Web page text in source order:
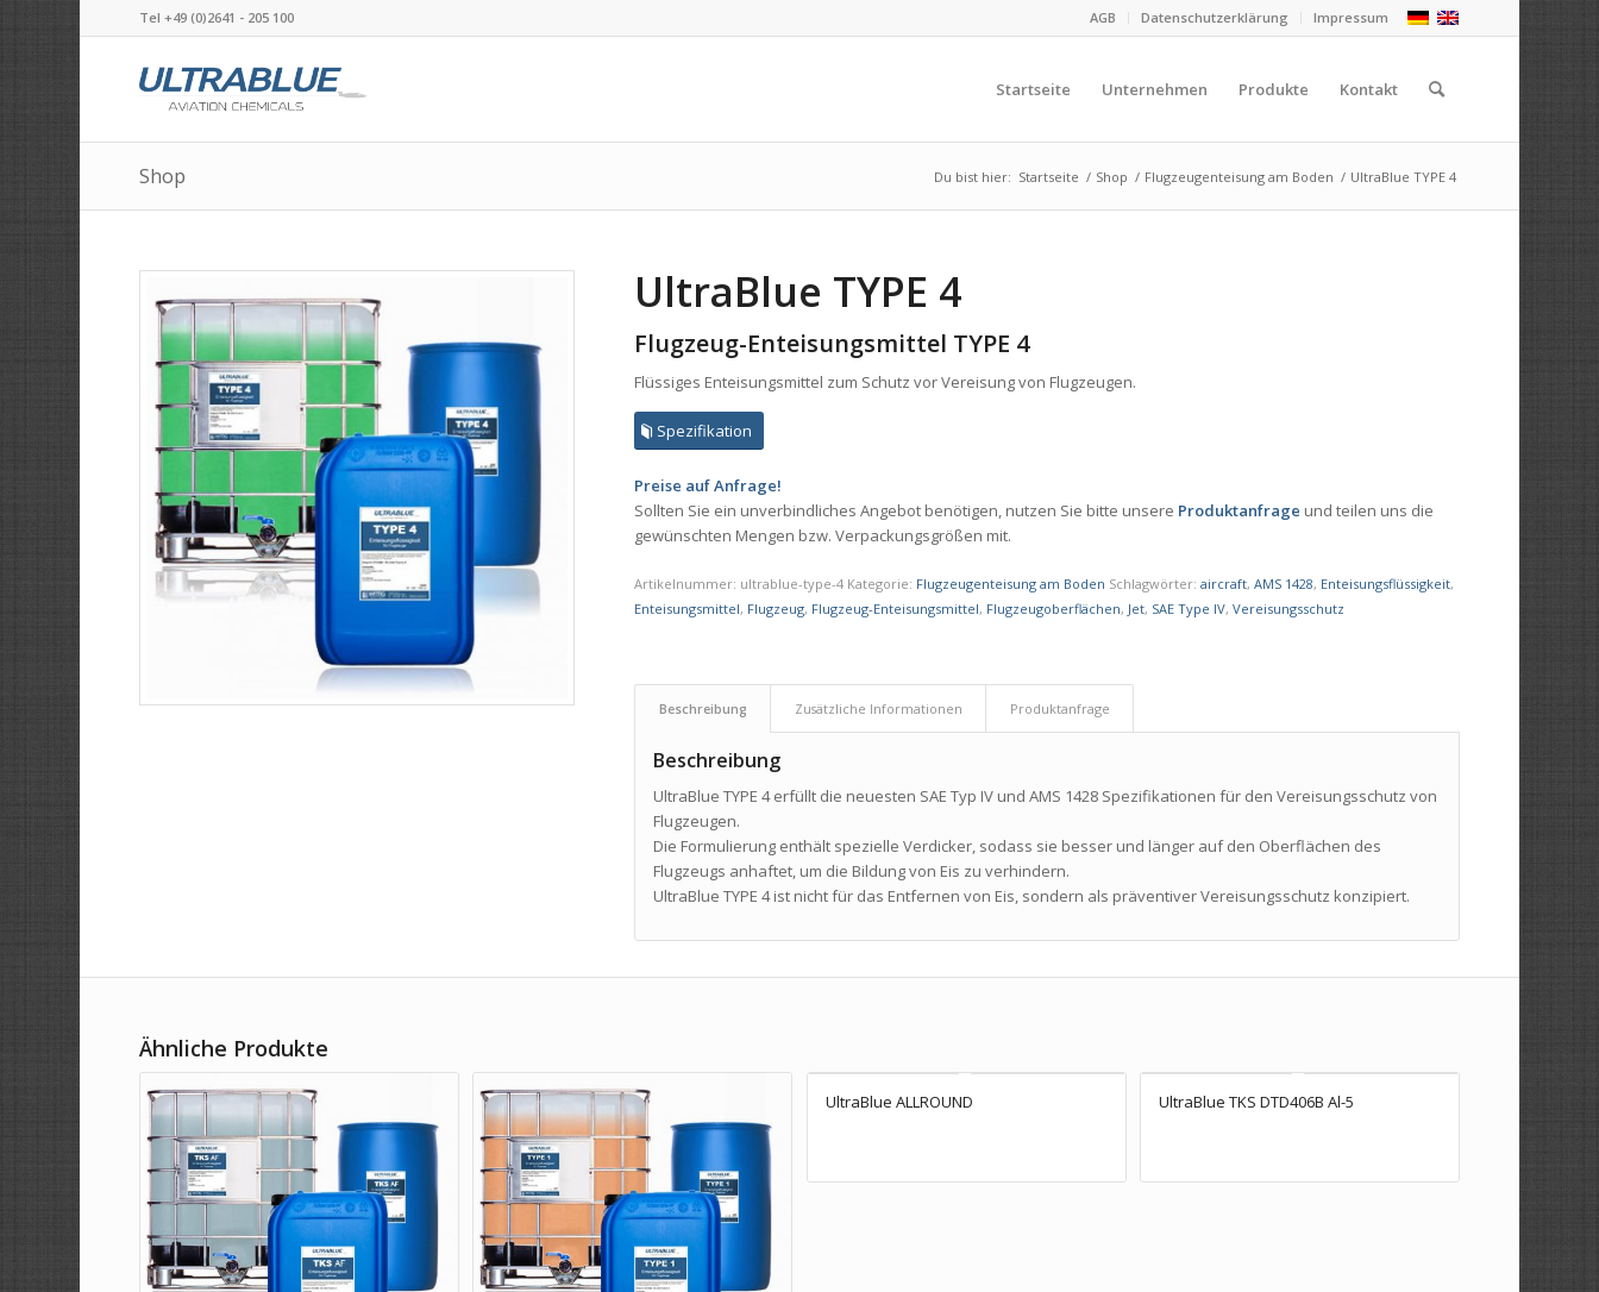
AGB Datenschutzerklärung Impressum
Tel +49 (0)2641 - 205 100
Startseite Unternehmen Produkte Kontakt
Shop Du bist hier: Startseite / Shop / Flugzeugenteisung am Boden / UltraBlue TYPE 4
UltraBlue TYPE 4
Flugzeug-Enteisungsmittel TYPE 4
Flüssiges Enteisungsmittel zum Schutz vor Vereisung von Flugzeugen.
Spezifikation
Preise auf Anfrage!
Sollten Sie ein unverbindliches Angebot benötigen, nutzen Sie bitte unsere Produktanfrage und teilen uns die
gewünschten Mengen bzw. Verpackungsgrößen mit.
Artikelnummer: ultrablue-type-4 Kategorie: Flugzeugenteisung am Boden Schlagwörter:aircraft,AMS 1428, Enteisungsflüssigkeit,
Enteisungsmittel, Flugzeug, Flugzeug-Enteisungsmittel, Flugzeugoberflächen, Jet, SAE Type IV,Vereisungsschutz
Beschreibung Zusätzliche Informationen Produktanfrage
Beschreibung
UltraBlue TYPE 4 erfüllt die neuesten SAE Typ IV und AMS 1428 Spezifikationen für den Vereisungsschutz von
Flugzeugen.
Die Formulierung enthält spezielle Verdicker, sodass sie besser und länger auf den Oberflächen des
Flugzeugs anhaftet, um die Bildung von Eis zu verhindern.
UltraBlue TYPE 4 ist nicht für das Entfernen von Eis, sondern als präventiver Vereisungsschutz konzipiert.
Ähnliche Produkte
UltraBlue ALLROUND UltraBlue TKS DTD406B Al-5